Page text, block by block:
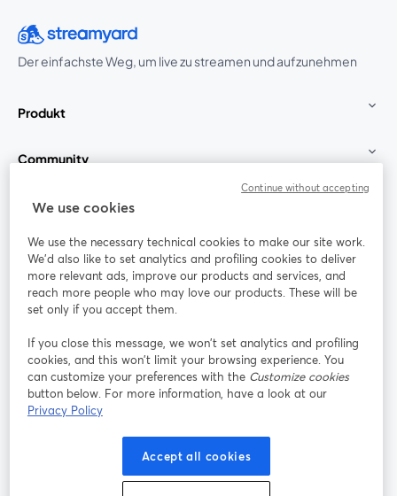
Der einfachste Weg, um live zu streamen und aufzunehmen
Produkt
Community
StreamYard für
Mitmachen
Webinar Facebook
wird in einem neuen Tab geöffnet
X (Twitter)
wird in einem neuen Tab geöffnet
Nutzungsbedingungen
wird in einem neuen Tab geöffnet
Datenschutzrichtlinie
wird in einem neuen Tab geöffnet
Cookie-Richtlinie
Cookie-Einstellungen Hilfe-Center
We use cookies
We use the necessary technical cookies to make our site work.
We'd also like to set analytics and profiling cookies to deliver
more relevant ads, improve our products and services, and
reach more people who may love our products. These will be
set only if you accept them.
If you close this message, we won’t set analytics and profiling
cookies, and this won’t limit your browsing experience. You
can customize your preferences with the Customize cookies
button below. For more information, have a look at our
Privacy Policy
Accept all cookies
Continue without accepting